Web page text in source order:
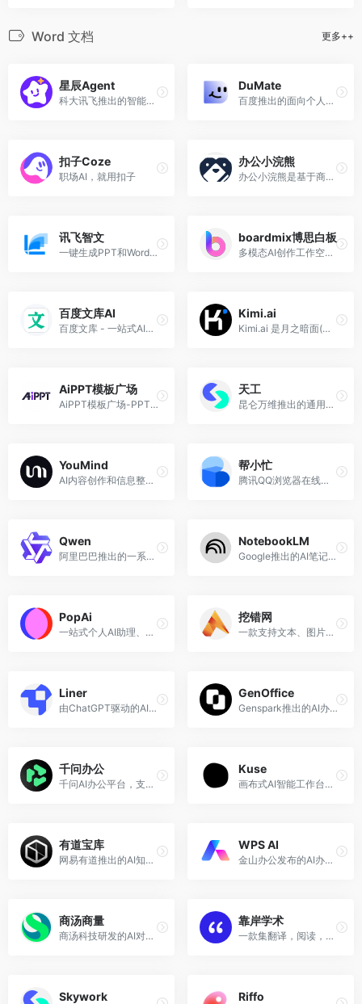
Word 文档 更多++
星辰Agent
科大讯飞推出的智能体Agent开发平台，助力开发者快速搭建生产级智能体
DuMate
百度推出的面向个人及团队的桌面级AI智能体
扣子Coze
职场AI，就用扣子
办公小浣熊
办公小浣熊是基于商汤大语言模型的原生数据分析产品，
讯飞智文
一键生成PPT和Word，让学习生活更轻松。
boardmix博思白板
多模态AI创作工作空间，集AIGC、一键PPT、思维导图、笔记文档多种创意表达能力于一体
百度文库AI
百度文库 - 一站式AI内容获取和创作平台
Kimi.ai
Kimi.ai 是月之暗面(Moonshot AI)公司推出的AI智能聊天机器人，能进行智能闲聊、解答问题，提供生活AI助手服务等。
AiPPT模板广场
AiPPT模板广场-PPT模板-word文档模板-excel表格模板
天工
昆仑万维推出的通用AI智能体平台，原天工AI
YouMind
AI内容创作和信息整理平台
帮小忙
腾讯QQ浏览器在线工具箱平台
Qwen
阿里巴巴推出的一系列AI大语言模型和多模态模型
NotebookLM
Google推出的AI笔记应用工具
PopAi
一站式个人AI助理、个人工作站，集成AI聊天、文档阅读、文案写作、内容创作等工作需求。
挖错网
一款支持文本、图片、视频纠错和AIGC检测的内容审核校对平台。
Liner
由ChatGPT驱动的AI辅助学习工具，将学习知识的速度提高 10 倍。
GenOffice
Genspark推出的AI办公套件，开源、免费、无广告
千问办公
千问AI办公平台，支持内容创作、数据分析、专业研究、文件处理与网页交付。
Kuse
画布式AI智能工作台，ChatGPT+白板+Notion的结合体
有道宝库
网易有道推出的AI知识管理工具
WPS AI
金山办公发布的AI办公应用，提供智能文档写作、阅读理解和问答、智能人机交互的能力。
商汤商量
商汤科技研发的AI对话工具，商量商量，都能解决。
靠岸学术
一款集翻译，阅读，文献管理于一体的英文文献阅读器
Skywork Riffo